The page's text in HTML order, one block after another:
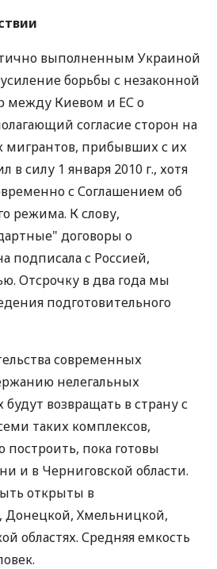
выполненным Украиной
борьбы с незаконной
между Киевом и ЕС о
согласие сторон на
мигрантов, прибывших с их
в силу 1 января 2010 г., хотя
с Соглашением об
режима. К слову,
договоры о
подписала с Россией,
Отсрочку в два года мы
подготовительного
современных
нелегальных
возвращать в страну с
таких комплексов,
построить, пока готовы
и в Черниговской области.
открыты в
Донецкой, Хмельницкой,
областях. Средняя емкость